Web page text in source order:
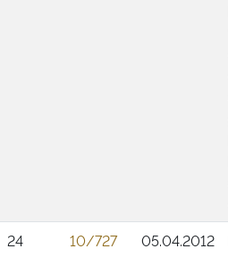
24
10/727 05.04.2012